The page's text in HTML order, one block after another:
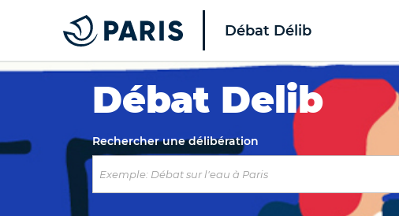
Top of the page
Débat Délib
Débat Delib
Rechercher une délibération